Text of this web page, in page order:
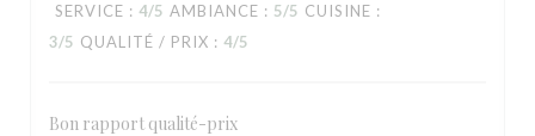
SERVICE : 4/5 AMBIANCE : 5/5 CUISINE :
3/5 QUALITÉ / PRIX : 4/5
Bon rapport qualité-prix